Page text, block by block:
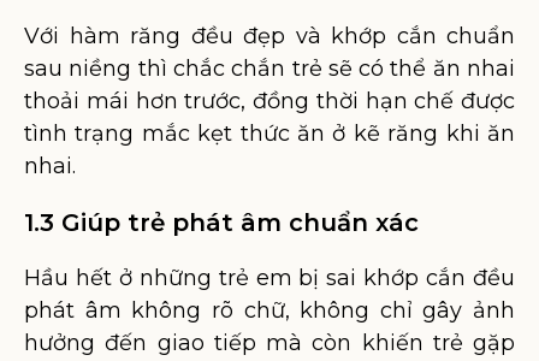
Với hàm răng đều đẹp và khớp cắn chuẩn
sau niềng thì chắc chắn trẻ sẽ có thể ăn nhai
thoải mái hơn trước, đồng thời hạn chế được
tình trạng mắc kẹt thức ăn ở kẽ răng khi ăn
nhai.
1.3 Giúp trẻ phát âm chuẩn xác
Hầu hết ở những trẻ em bị sai khớp cắn đều
phát âm không rõ chữ, không chỉ gây ảnh
hưởng đến giao tiếp mà còn khiến trẻ gặp